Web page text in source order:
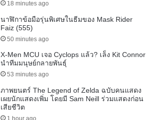
18 minutes ago
นาฬิกาข้อมือรุ่นพิเศษในธีมของ Mask Rider
Faiz (555)
50 minutes ago
X-Men MCU เจอ Cyclops แล้ว? เล็ง Kit Connor
นำทีมมนุษย์กลายพันธุ์
53 minutes ago
ภาพยนตร์ The Legend of Zelda ฉบับคนแสดง
เผยนักแสดงเพิ่ม โดยมี Sam Neill ร่วมแสดงก่อน
เสียชีวิต
1 hour ago